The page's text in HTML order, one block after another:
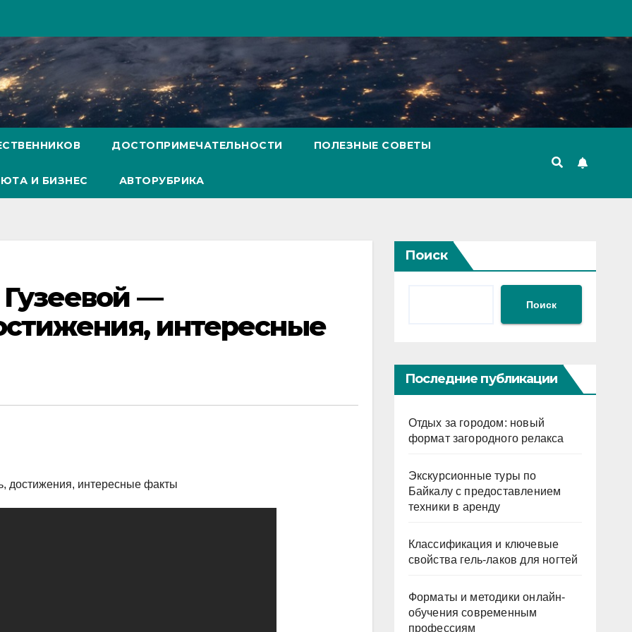
ДОСТОПРИМЕЧАТЕЛЬНОСТИ ПОЛЕЗНЫЕ СОВЕТЫ
И БИЗНЕС АВТОРУБРИКА
—
интересные
Поиск
Поиск
Последние публикации
Отдых за городом: новый
формат загородного релакса
Экскурсионные туры по
Байкалу с предоставлением
техники в аренду
Классификация и ключевые
свойства гель-лаков для ногтей
Форматы и методики онлайн-
обучения современным
профессиям